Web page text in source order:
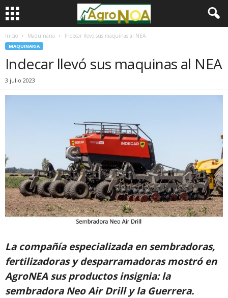
Inicio Maquinaria Indecar llevó sus maquinas al NEA
MAQUINARIA
Indecar llevó sus maquinas al NEA
3 julio 2023
La compañía especializada en sembradoras,
fertilizadoras y desparramadoras mostró en
AgroNEA sus productos insignia: la
sembradora Neo Air Drill y la Guerrera.